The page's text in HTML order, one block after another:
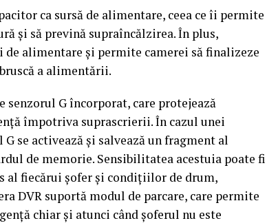
ca sursă de alimentare, ceea ce îi permite
și să prevină supraîncălzirea. În plus,
alimentare și permite camerei să finalizeze
a alimentării.
G încorporat, care protejează
împotriva suprascrierii. În cazul unei
se activează și salvează un fragment al
de memorie. Sensibilitatea acestuia poate fi
al fiecărui șofer și condițiilor de drum,
DVR suportă modul de parcare, care permite
chiar și atunci când șoferul nu este